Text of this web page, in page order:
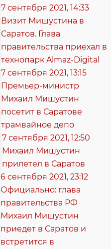
7 сентября 2021, 14:33
Визит Мишустина в
Саратов. Глава
правительства приехал в
технопарк Almaz-Digital
7 сентября 2021, 13:15
Премьер-министр
Михаил Мишустин
посетит в Саратове
трамвайное депо
7 сентября 2021, 12:50
Михаил Мишустин
прилетел в Саратов
6 сентября 2021, 23:12
Официально: глава
правительства РФ
Михаил Мишустин
приедет в Саратов и
встретится в